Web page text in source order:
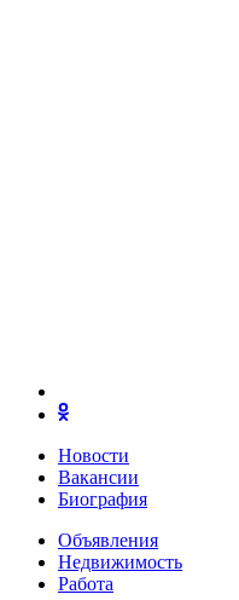
Новости
Вакансии
Биография
Объявления
Недвижимость
Работа